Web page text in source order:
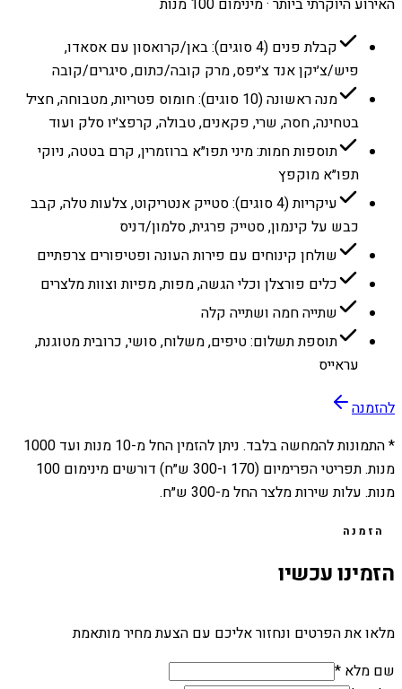
האירוע היוקרתי ביותר · מינימום 100 מנות
קבלת פנים (4 סוגים): באן/קרואסון עם אסאדו,
פיש/צ׳יקן אנד צ׳יפס, מרק קובה/כתום, סיגרים/קובה
מנה ראשונה (10 סוגים): חומוס פטריות, מטבוחה, חציל
בטחינה, חסה, שרי, פקאנים, טבולה, קרפצ׳יו סלק ועוד
תוספות חמות: מיני תפו״א ברוזמרין, קרם בטטה, ניוקי
תפו״א מוקפץ
עיקריות (4 סוגים): סטייק אנטריקוט, צלעות טלה, קבב
כבש על קינמון, סטייק פרגית, סלמון/דניס
שולחן קינוחים עם פירות העונה ופטיפורים צרפתיים
כלים פורצלן וכלי הגשה, מפות, מפיות וצוות מלצרים
שתייה חמה ושתייה קלה
תוספת תשלום: טיפים, משלוח, סושי, כרובית מטוגנת,
עראייס
להזמנה
* התמונות להמחשה בלבד. ניתן להזמין החל מ-10 מנות ועד 1000
מנות. תפריטי הפרימיום (170 ו-300 ש״ח) דורשים מינימום 100
מנות. עלות שירות מלצר החל מ-300 ש״ח.
הזמנה
הזמינו עכשיו
מלאו את הפרטים ונחזור אליכם עם הצעת מחיר מותאמת
שם מלא *